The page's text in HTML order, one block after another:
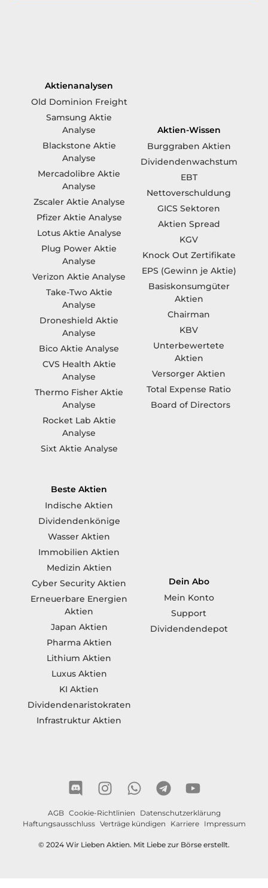
Aktienanalysen
Old Dominion Freight
Samsung Aktie
Analyse
Blackstone Aktie
Analyse
Mercadolibre Aktie
Analyse
Zscaler Aktie Analyse
Pfizer Aktie Analyse
Lotus Aktie Analyse
Plug Power Aktie
Analyse
Verizon Aktie Analyse
Take-Two Aktie
Analyse
Droneshield Aktie
Analyse
Bico Aktie Analyse
CVS Health Aktie
Analyse
Thermo Fisher Aktie
Analyse
Rocket Lab Aktie
Analyse
Sixt Aktie Analyse
Aktien-Wissen
Burggraben Aktien
Dividendenwachstum
EBT
Nettoverschuldung
GICS Sektoren
Aktien Spread
KGV
Knock Out Zertifikate
EPS (Gewinn je Aktie)
Basiskonsumgüter
Aktien
Chairman
KBV
Unterbewertete
Aktien
Versorger Aktien
Total Expense Ratio
Board of Directors
Beste Aktien
Indische Aktien
Dividendenkönige
Wasser Aktien
Immobilien Aktien
Medizin Aktien
Cyber Security Aktien
Erneuerbare Energien
Aktien
Japan Aktien
Pharma Aktien
Lithium Aktien
Luxus Aktien
KI Aktien
Dividendenaristokraten
Infrastruktur Aktien
Dein Abo
Mein Konto
Support
Dividendendepot
AGB Cookie-Richtlinien
Datenschutzerklärung
Haftungsausschluss Verträge kündigen Karriere Impressum
© 2024 Wir Lieben Aktien. Mit Liebe zur Börse erstellt.